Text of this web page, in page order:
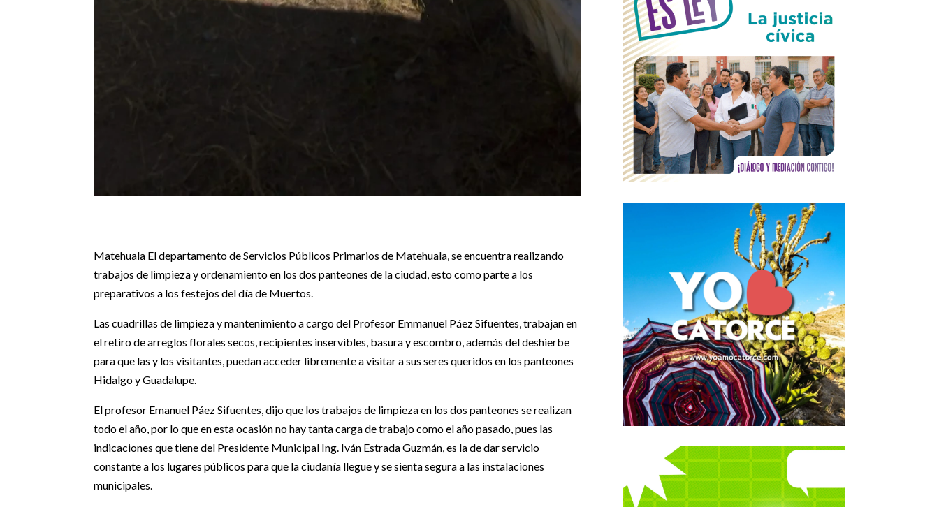
Matehuala El departamento de Servicios Públicos Primarios de Matehuala, se encuentra realizando
trabajos de limpieza y ordenamiento en los dos panteones de la ciudad, esto como parte a los
preparativos a los festejos del día de Muertos.
Las cuadrillas de limpieza y mantenimiento a cargo del Profesor Emmanuel Páez Sifuentes, trabajan en
el retiro de arreglos florales secos, recipientes inservibles, basura y escombro, además del deshierbe
para que las y los visitantes, puedan acceder libremente a visitar a sus seres queridos en los panteones
Hidalgo y Guadalupe.
El profesor Emanuel Páez Sifuentes, dijo que los trabajos de limpieza en los dos panteones se realizan
todo el año, por lo que en esta ocasión no hay tanta carga de trabajo como el año pasado, pues las
indicaciones que tiene del Presidente Municipal Ing. Iván Estrada Guzmán, es la de dar servicio
constante a los lugares públicos para que la ciudanía llegue y se sienta segura a las instalaciones
municipales.